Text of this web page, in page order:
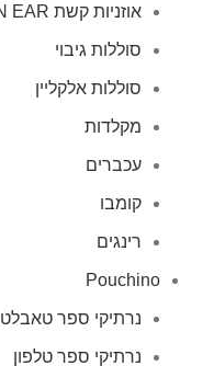
אוזניות קשת ON EAR
סוללות גיבוי
סוללות אלקליין
מקלדות
עכברים
קומבו
רינגים
Pouchino
נרתיקי ספר טאבלט
נרתיקי ספר טלפון